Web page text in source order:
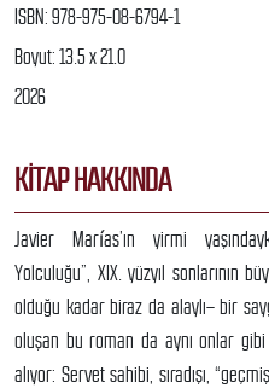
ISBN: 978-975-08-6794-1
Boyut: 13.5 x 21.0
2026
KITAP HAKKINDA
Javier Marías’ın yirmi
Yolculuğu”, XIX. yüzyıl sonlarının
olduğu kadar biraz da alaylı– bir
oluşan bu roman da aynı onlar
alıyor: Servet sahibi, sıradışı,